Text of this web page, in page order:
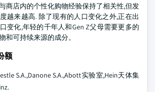
商店内的个性化购物经验保持了相关性,但发
越来越高. 除了现有的人口变化之外,正在出
变化,年轻的千年人和Gen Z父母需要更多的
和可持续来源的成分。
额
S.A.,Danone S.A.,Abott实验室,Hein天体集